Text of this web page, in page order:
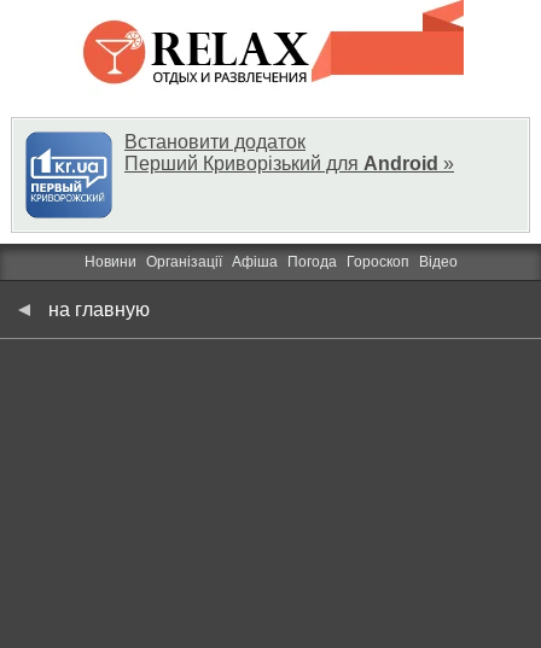
Встановити додаток
Перший Криворізький для Android »
Новини Організації Афіша Погода Гороскоп Відео
на главную